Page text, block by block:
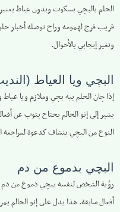
الحلم بالبچي بسكوت وبدون عياط
قريب فرج لهمومه وراح توصله أخبار
وتغير إيجابي بالأحوال.
البچي ويا العياط
إذا چان الحلم بيه بچي وملازم ويا
يشير إلى إنو الحالم يحتاج يتوب عن
النوع من البچي ينشاف كدعوة
البچي بدموع من دم
رؤية الشخص لنفسه يبچي دموع من دم
أفعال سابقة. هذا يدل على إنو الحالم